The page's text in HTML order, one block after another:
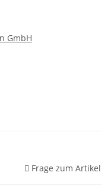
GmbH
Frage zum Artikel